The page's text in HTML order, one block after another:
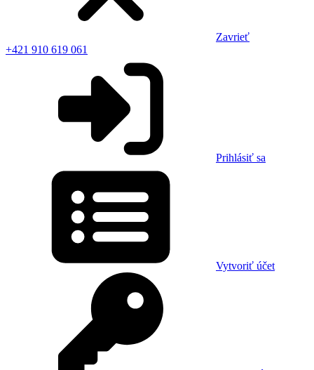
Zavrieť
+421 910 619 061
Prihlásiť sa
Vytvoriť účet